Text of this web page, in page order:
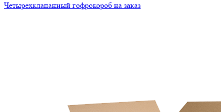
Четырехклапанный гофрокороб на заказ